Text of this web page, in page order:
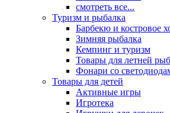
смотреть все...
Туризм и рыбалка
Барбекю и костровое
Зимняя рыбалка
Кемпинг и туризм
Товары для летней
Фонари со
Товары для детей
Активные игры
Игротека